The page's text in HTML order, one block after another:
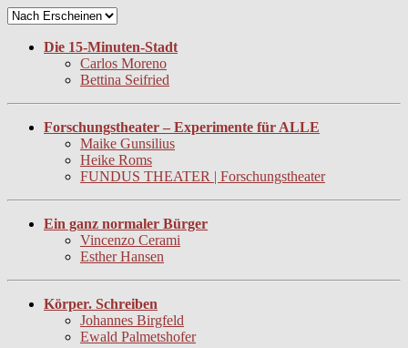
Die 15-Minuten-Stadt
Carlos Moreno
Bettina Seifried
Forschungstheater – Experimente für ALLE
Maike Gunsilius
Heike Roms
FUNDUS THEATER | Forschungstheater
Ein ganz normaler Bürger
Vincenzo Cerami
Esther Hansen
Körper. Schreiben
Johannes Birgfeld
Ewald Palmetshofer